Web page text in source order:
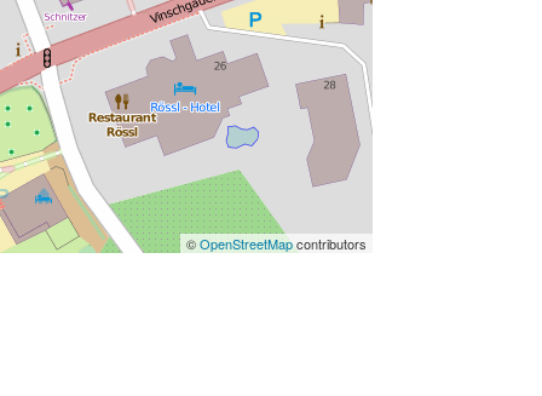
©OpenStreetMapcontributors